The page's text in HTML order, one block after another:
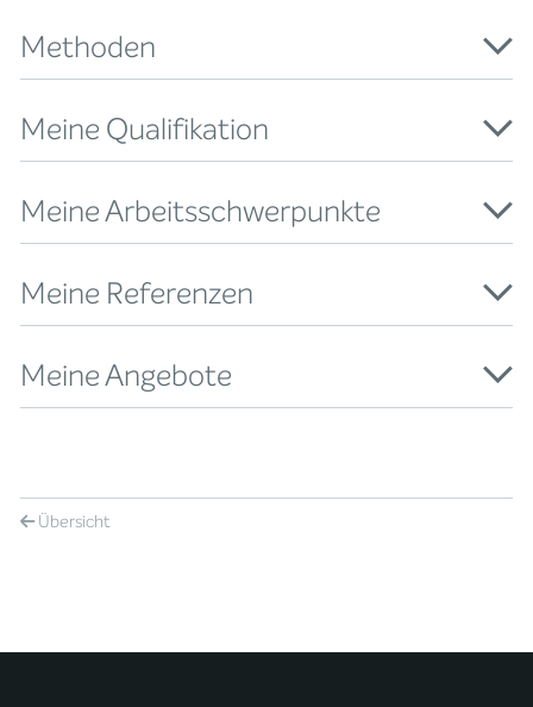
Methoden
Meine Qualifikation
Meine Arbeitsschwerpunkte
Meine Referenzen
Meine Angebote
Übersicht